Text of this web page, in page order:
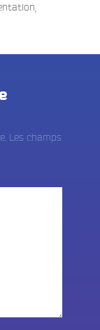
Les champs